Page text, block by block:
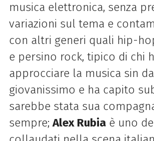
musica elettronica, senza
variazioni sul tema e
con altri generi quali hip-
e persino rock, tipico di chi
approcciare la musica sin da
giovanissimo e ha capito
sarebbe stata sua
sempre;Alex Rubiaè uno